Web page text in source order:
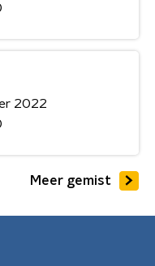
2022
Meer gemist